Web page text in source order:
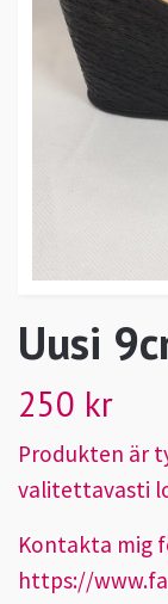
Uusi
250 kr
Produkten är
valitettavasti
Kontakta mig
https://